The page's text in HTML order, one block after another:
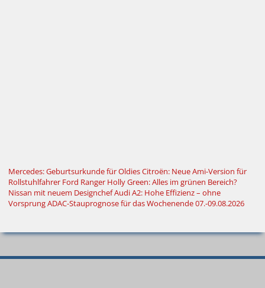
Mercedes: Geburtsurkunde für OldiesCitroën: Neue Ami-Version für
Rollstuhlfahrer Ford Ranger Holly Green: Alles im grünen Bereich?
Nissan mit neuem DesignchefAudi A2: Hohe Effizienz – ohne
VorsprungADAC-Stauprognose für das Wochenende 07.-09.08.2026